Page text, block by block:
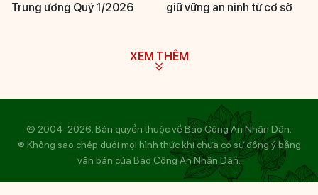
Trung ương Quý 1/2026
giữ vững an ninh từ cơ sở
XEM THÊM
© 2004-2026. Bản quyền thuộc về Báo Công An Nhân Dân.
® Không sao chép dưới mọi hình thức khi chưa có sự đồng ý bằng
văn bản của Báo Công An Nhân Dân.